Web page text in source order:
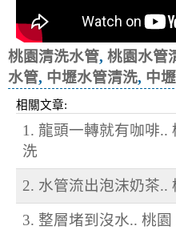
桃園清洗水管, 桃園水管
水管, 中壢水管清洗, 中
相關文章:
1. 龍頭一轉就有咖啡..
洗
2. 水管流出泡沫奶茶..
3. 整層堵到沒水.. 桃